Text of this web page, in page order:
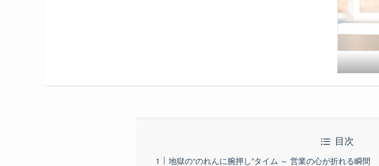
目次
地獄の“のれんに腕押し”タイム ～ 営業の心が折れる瞬間